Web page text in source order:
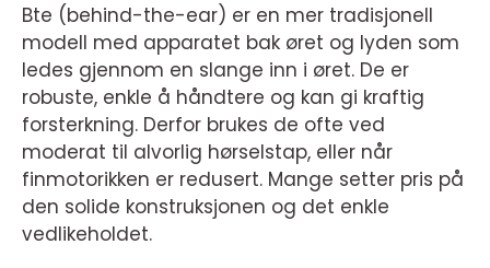
Bte (behind-the-ear) er en mer tradisjonell
modell med apparatet bak øret og lyden som
ledes gjennom en slange inn i øret. De er
robuste, enkle å håndtere og kan gi kraftig
forsterkning. Derfor brukes de ofte ved
moderat til alvorlig hørselstap, eller når
finmotorikken er redusert. Mange setter pris på
den solide konstruksjonen og det enkle
vedlikeholdet.